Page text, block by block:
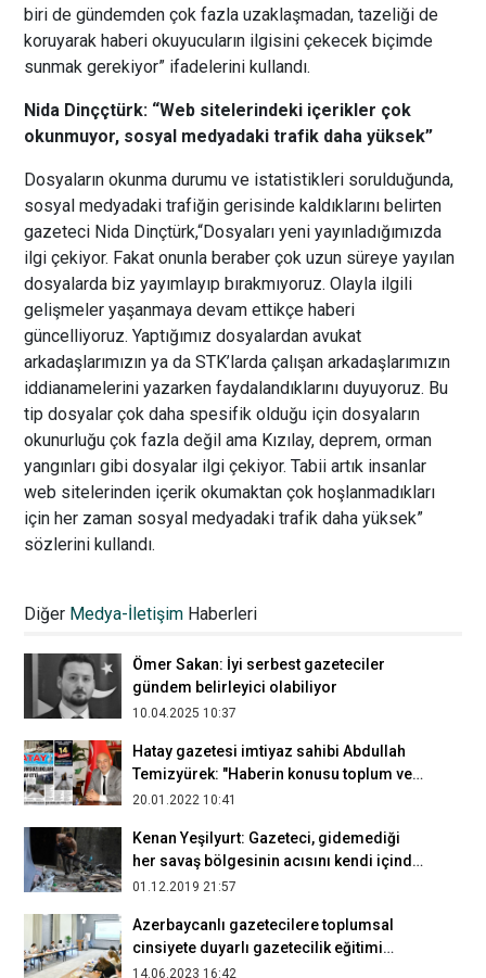
biri de gündemden çok fazla uzaklaşmadan, tazeliği de
koruyarak haberi okuyucuların ilgisini çekecek biçimde
sunmak gerekiyor” ifadelerini kullandı.
Nida Dinççtürk: “Web sitelerindeki içerikler çok
okunmuyor, sosyal medyadaki trafik daha yüksek”
Dosyaların okunma durumu ve istatistikleri sorulduğunda,
sosyal medyadaki trafiğin gerisinde kaldıklarını belirten
gazeteci Nida Dinçtürk,“Dosyaları yeni yayınladığımızda
ilgi çekiyor. Fakat onunla beraber çok uzun süreye yayılan
dosyalarda biz yayımlayıp bırakmıyoruz. Olayla ilgili
gelişmeler yaşanmaya devam ettikçe haberi
güncelliyoruz. Yaptığımız dosyalardan avukat
arkadaşlarımızın ya da STK’larda çalışan arkadaşlarımızın
iddianamelerini yazarken faydalandıklarını duyuyoruz. Bu
tip dosyalar çok daha spesifik olduğu için dosyaların
okunurluğu çok fazla değil ama Kızılay, deprem, orman
yangınları gibi dosyalar ilgi çekiyor. Tabii artık insanlar
web sitelerinden içerik okumaktan çok hoşlanmadıkları
için her zaman sosyal medyadaki trafik daha yüksek”
sözlerini kullandı.
Diğer Medya-İletişim Haberleri
19.06.2019 20:38
Ömer Sakan: İyi serbest gazeteciler
gündem belirleyici olabiliyor
10.04.2025 10:37
Hatay gazetesi imtiyaz sahibi Abdullah
Temizyürek: "Haberin konusu toplum ve
kamu yararına uygun olmalıdır"
20.01.2022 10:41
Kenan Yeşilyurt: Gazeteci, gidemediği
her savaş bölgesinin acısını kendi içinde
yaşar
01.12.2019 21:57
Azerbaycanlı gazetecilere toplumsal
cinsiyete duyarlı gazetecilik eğitimi
verildi
14.06.2023 16:42